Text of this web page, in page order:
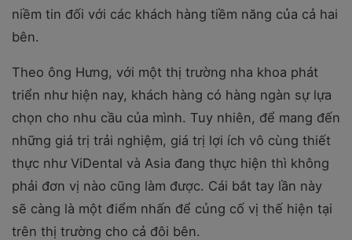
niềm tin đối với các khách hàng tiềm năng của cả hai
bên.
Theo ông Hưng, với một thị trường nha khoa phát
triển như hiện nay, khách hàng có hàng ngàn sự lựa
chọn cho nhu cầu của mình. Tuy nhiên, để mang đến
những giá trị trải nghiệm, giá trị lợi ích vô cùng thiết
thực như ViDental và Asia đang thực hiện thì không
phải đơn vị nào cũng làm được. Cái bắt tay lần này
sẽ càng là một điểm nhấn để củng cố vị thế hiện tại
trên thị trường cho cả đôi bên.